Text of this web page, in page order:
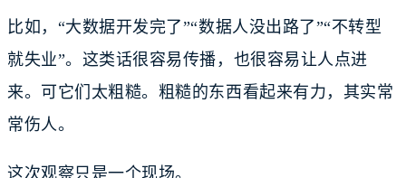
比如，“大数据开发完了”“数据人没出路了”“不转型
就失业”。这类话很容易传播，也很容易让人点进
来。可它们太粗糙。粗糙的东西看起来有力，其实常
常伤人。
这次观察只是一个现场。